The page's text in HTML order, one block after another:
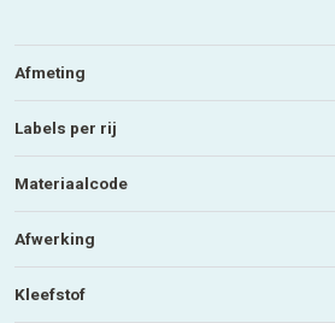
Afmeting
Labels per rij
Materiaalcode
Afwerking
Kleefstof